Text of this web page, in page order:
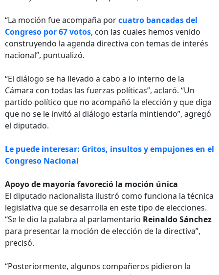
“La moción fue acompaña porcuatro bancadas del
Congreso por 67 votos, con las cuales hemos venido
construyendo la agenda directiva con temas de interés
nacional”, puntualizó.
“El diálogo se ha llevado a cabo a lo interno de la
Cámara con todas las fuerzas políticas”, aclaró. “Un
partido político que no acompañó la elección y que diga
que no se le invitó al diálogo estaría mintiendo”, agregó
el diputado.
Le puede interesar: Gritos, insultos y empujones en el
Congreso Nacional
Apoyo de mayoría favoreció la moción única
El diputado nacionalista ilustró como funciona la técnica
legislativa que se desarrolla en este tipo de elecciones.
“Se le dio la palabra al parlamentario Reinaldo Sánchez
para presentar la moción de elección de la directiva”,
precisó.
“Posteriormente, algunos compañeros pidieron la